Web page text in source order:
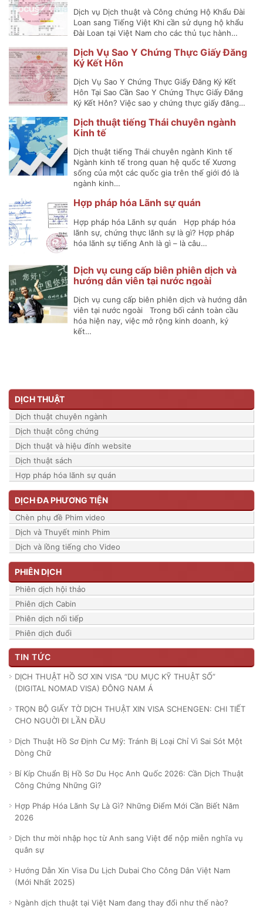
Dịch vụ Dịch thuật và Công chứng Hộ Khẩu Đài
Loan sang Tiếng Việt Khi cần sử dụng hộ khẩu
Đài Loan tại Việt Nam cho các thủ tục hành…
Dịch Vụ Sao Y Chứng Thực Giấy Đăng
Ký Kết Hôn
Dịch Vụ Sao Y Chứng Thực Giấy Đăng Ký Kết
Hôn Tại Sao Cần Sao Y Chứng Thực Giấy Đăng
Ký Kết Hôn? Việc sao y chứng thực giấy đăng…
Dịch thuật tiếng Thái chuyên ngành
Kinh tế
Dịch thuật tiếng Thái chuyên ngành Kinh tế
Ngành kinh tế trong quan hệ quốc tế Xương
sống của một các quốc gia trên thế giới đó là
ngành kinh…
Hợp pháp hóa Lãnh sự quán
Hợp pháp hóa Lãnh sự quán Hợp pháp hóa
lãnh sự, chứng thực lãnh sự là gì? Hợp pháp
hóa lãnh sự tiếng Anh là gì – là câu…
Dịch vụ cung cấp biên phiên dịch và
hướng dẫn viên tại nước ngoài
Dịch vụ cung cấp biên phiên dịch và hướng dẫn
viên tại nước ngoài Trong bối cảnh toàn cầu
hóa hiện nay, việc mở rộng kinh doanh, ký
kết…
DỊCH THUẬT
Dịch thuật chuyên ngành
Dịch thuật công chứng
Dịch thuật và hiệu đính website
Dịch thuật sách
Hợp pháp hóa lãnh sự quán
DỊCH ĐA PHƯƠNG TIỆN
Chèn phụ đề Phim video
Dịch và Thuyết minh Phim
Dịch và lồng tiếng cho Video
PHIÊN DỊCH
Phiên dịch hội thảo
Phiên dịch Cabin
Phiên dịch nối tiếp
Phiên dịch đuổi
TIN TỨC
DỊCH THUẬT HỒ SƠ XIN VISA “DU MỤC KỸ THUẬT SỐ”
(DIGITAL NOMAD VISA) ĐÔNG NAM Á
TRỌN BỘ GIẤY TỜ DỊCH THUẬT XIN VISA SCHENGEN: CHI TIẾT
CHO NGUỜI ĐI LẦN ĐẦU
Dịch Thuật Hồ Sơ Định Cư Mỹ: Tránh Bị Loại Chỉ Vì Sai Sót Một
Dòng Chữ
Bí Kíp Chuẩn Bị Hồ Sơ Du Học Anh Quốc 2026: Cần Dịch Thuật
Công Chứng Những Gì?
Hợp Pháp Hóa Lãnh Sự Là Gì? Những Điểm Mới Cần Biết Năm
2026
Dịch thư mời nhập học từ Anh sang Việt để nộp miễn nghĩa vụ
quân sự
Hướng Dẫn Xin Visa Du Lịch Dubai Cho Công Dân Việt Nam
(Mới Nhất 2025)
Ngành dịch thuật tại Việt Nam đang thay đổi như thế nào?